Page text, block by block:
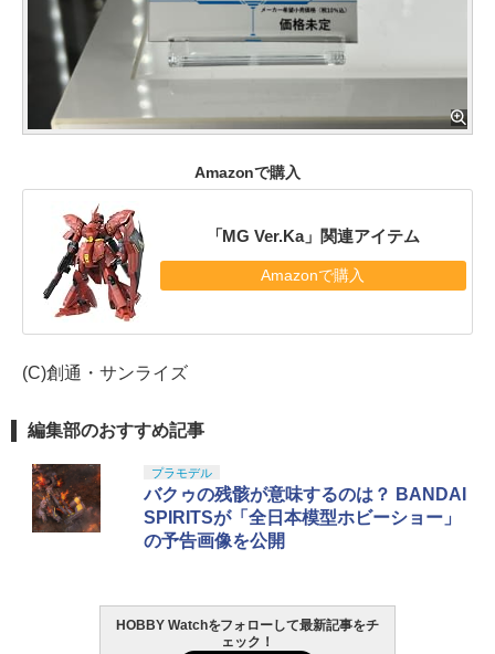
Amazonで購入
「MG Ver.Ka」関連アイテム
Amazonで購入
(C)創通・サンライズ
編集部のおすすめ記事
プラモデル
バクゥの残骸が意味するのは？ BANDAI
SPIRITSが「全日本模型ホビーショー」
の予告画像を公開
HOBBY Watchをフォローして最新記事をチ
ェック！